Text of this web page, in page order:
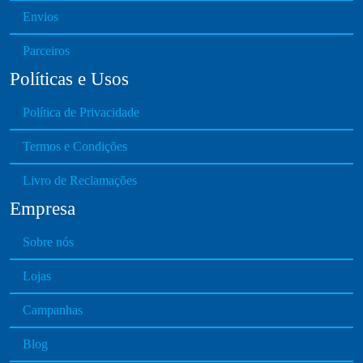
a
r
i
a
t
s
.
T
e
p
t
i
o
n
s
Envios
Parceiros
Políticas e Usos
Política de Privacidade
Termos e Condições
Livro de Reclamações
Empresa
Sobre nós
Lojas
Campanhas
Blog